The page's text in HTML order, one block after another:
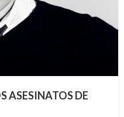
ASESINATOS DE